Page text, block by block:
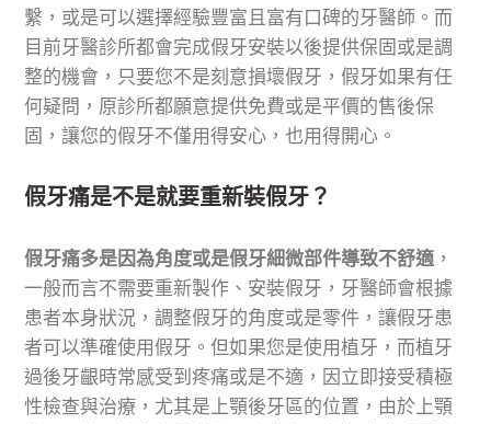
繫，或是可以選擇經驗豐富且富有口碑的牙醫師。而
目前牙醫診所都會完成假牙安裝以後提供保固或是調
整的機會，只要您不是刻意損壞假牙，假牙如果有任
何疑問，原診所都願意提供免費或是平價的售後保
固，讓您的假牙不僅用得安心，也用得開心。
假牙痛是不是就要重新裝假牙？
假牙痛多是因為角度或是假牙細微部件導致不舒適，
一般而言不需要重新製作、安裝假牙，牙醫師會根據
患者本身狀況，調整假牙的角度或是零件，讓假牙患
者可以準確使用假牙。但如果您是使用植牙，而植牙
過後牙齦時常感受到疼痛或是不適，因立即接受積極
性檢查與治療，尤其是上顎後牙區的位置，由於上顎